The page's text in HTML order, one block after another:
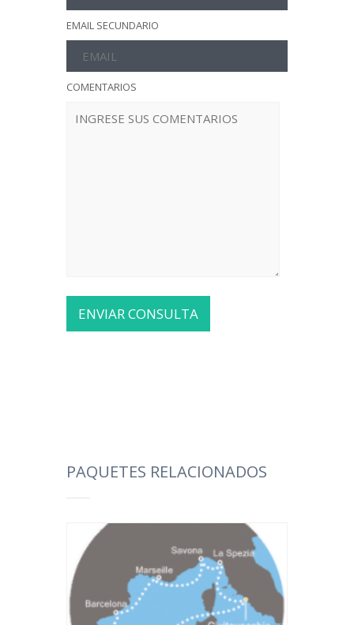
EMAIL SECUNDARIO
COMENTARIOS
PAQUETES RELACIONADOS